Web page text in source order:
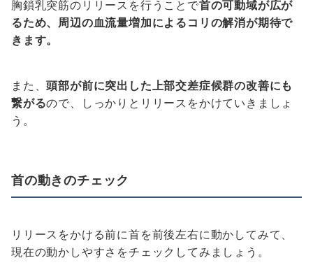
胸鎖乳突筋のリリースを行うことで首の可動域が広が
るため、周辺の血流量増加によるコリの解消が期待で
きます。
また、頭部が前に突出した上部交差症候群の改善にも
繋がるので、しっかりとリリースをかけていきましょ
う。
首の動きのチェック
リリースをかける前に首を前後左右に動かしてみて、
現在の動かしやすさをチェックしてみましょう。